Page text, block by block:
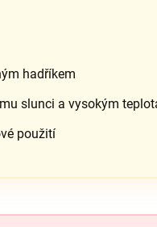
hadříkem
slunci a vysokým
použití